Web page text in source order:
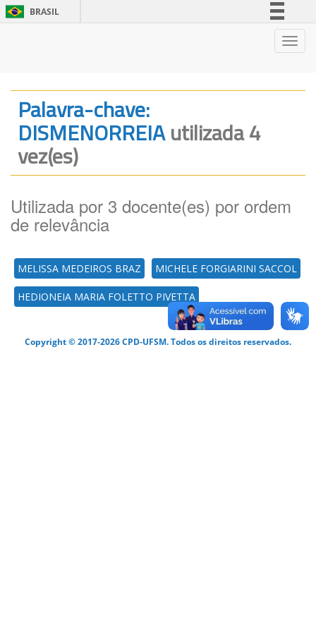
BRASIL
Canais
Palavra-chave:
DISMENORREIAutilizada 4
vez(es)
Utilizada por 3 docente(es) por ordem
de relevância
MELISSA MEDEIROS BRAZ MICHELE FORGIARINI SACCOL
HEDIONEIA MARIA FOLETTO PIVETTA
Copyright © 2017-2026 CPD-UFSM. Todos os direitos reservados.